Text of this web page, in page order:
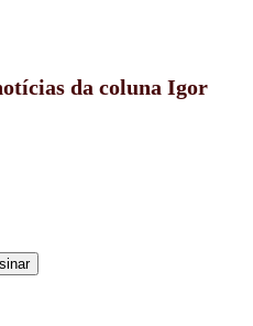
da coluna Igor